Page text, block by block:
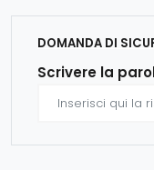
DOMANDA DI
Scrivere la